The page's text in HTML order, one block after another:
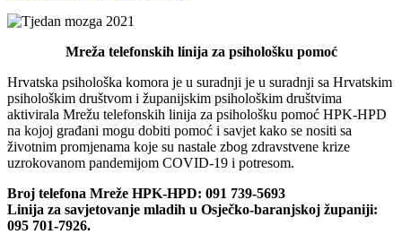
Mreža telefonskih linija za psihološku pomoć
Hrvatska psihološka komora je u suradnji je u suradnji sa Hrvatskim
psihološkim društvom i županijskim psihološkim društvima
aktivirala Mrežu telefonskih linija za psihološku pomoć HPK-HPD
na kojoj građani mogu dobiti pomoć i savjet kako se nositi sa
životnim promjenama koje su nastale zbog zdravstvene krize
uzrokovanom pandemijom COVID-19 i potresom.
Broj telefona Mreže HPK-HPD: 091 739-5693
Linija za savjetovanje mladih u Osječko-baranjskoj županiji:
095 701-7926.